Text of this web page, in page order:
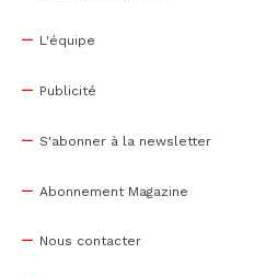
L'équipe
Publicité
S'abonner à la newsletter
Abonnement Magazine
Nous contacter